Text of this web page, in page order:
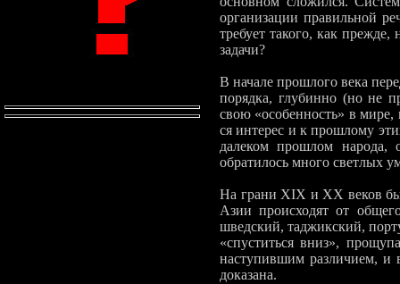
организации правиль­ной
требует такого, как
задачи?
В начале прошлого века
порядка, глубинно (но не
свою «особен­ность» в
ся интерес и к прошлому
далеком прошлом
обратилось много светлых
На грани XIX и XX веков
Азии происходят от
шведский, таджик­ский,
«спуститься вниз»,
наступившим различием, и
доказана.